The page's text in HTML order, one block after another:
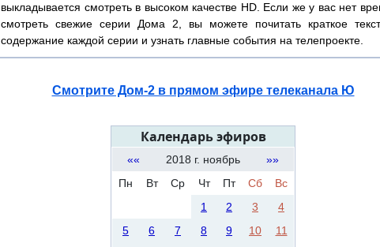
выкладывается смотреть в высоком качестве HD. Если же у вас нет
смотреть свежие серии Дома 2, вы можете почитать краткое
содержание каждой серии и узнать главные события на телепроекте.
Смотрите Дом-2 в прямом эфире телеканала Ю
Календарь эфиров
«« 2018 г. ноябрь
»»
Пн
Вт Ср Чт Пт Сб
Вс
1
2 3
4
5
6 7 8 9 10
11